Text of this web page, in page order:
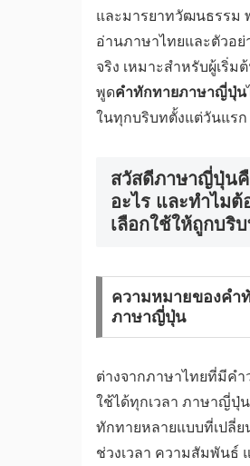
และมารยาทวัฒนธรรม
อ่านภาษาไทยและตัวอย่
จริง เหมาะสำหรับผู้เริ่ม
พูดคำทักทายภาษาญี่ปุ่น
ในทุกบริบทตั้งแต่วันแรก
สวัสดีภาษาญี่ปุ่น
อะไร และทำไมต้
เลือกใช้ให้ถูกบริ
ความหมายของคำ
ภาษาญี่ปุ่น
ต่างจากภาษาไทยที่มีคำ
ใช้ได้ทุกเวลา ภาษาญี่ปุ่
ทักทายหลายแบบที่เปลี่ย
ช่วงเวลา ความสัมพันธ์